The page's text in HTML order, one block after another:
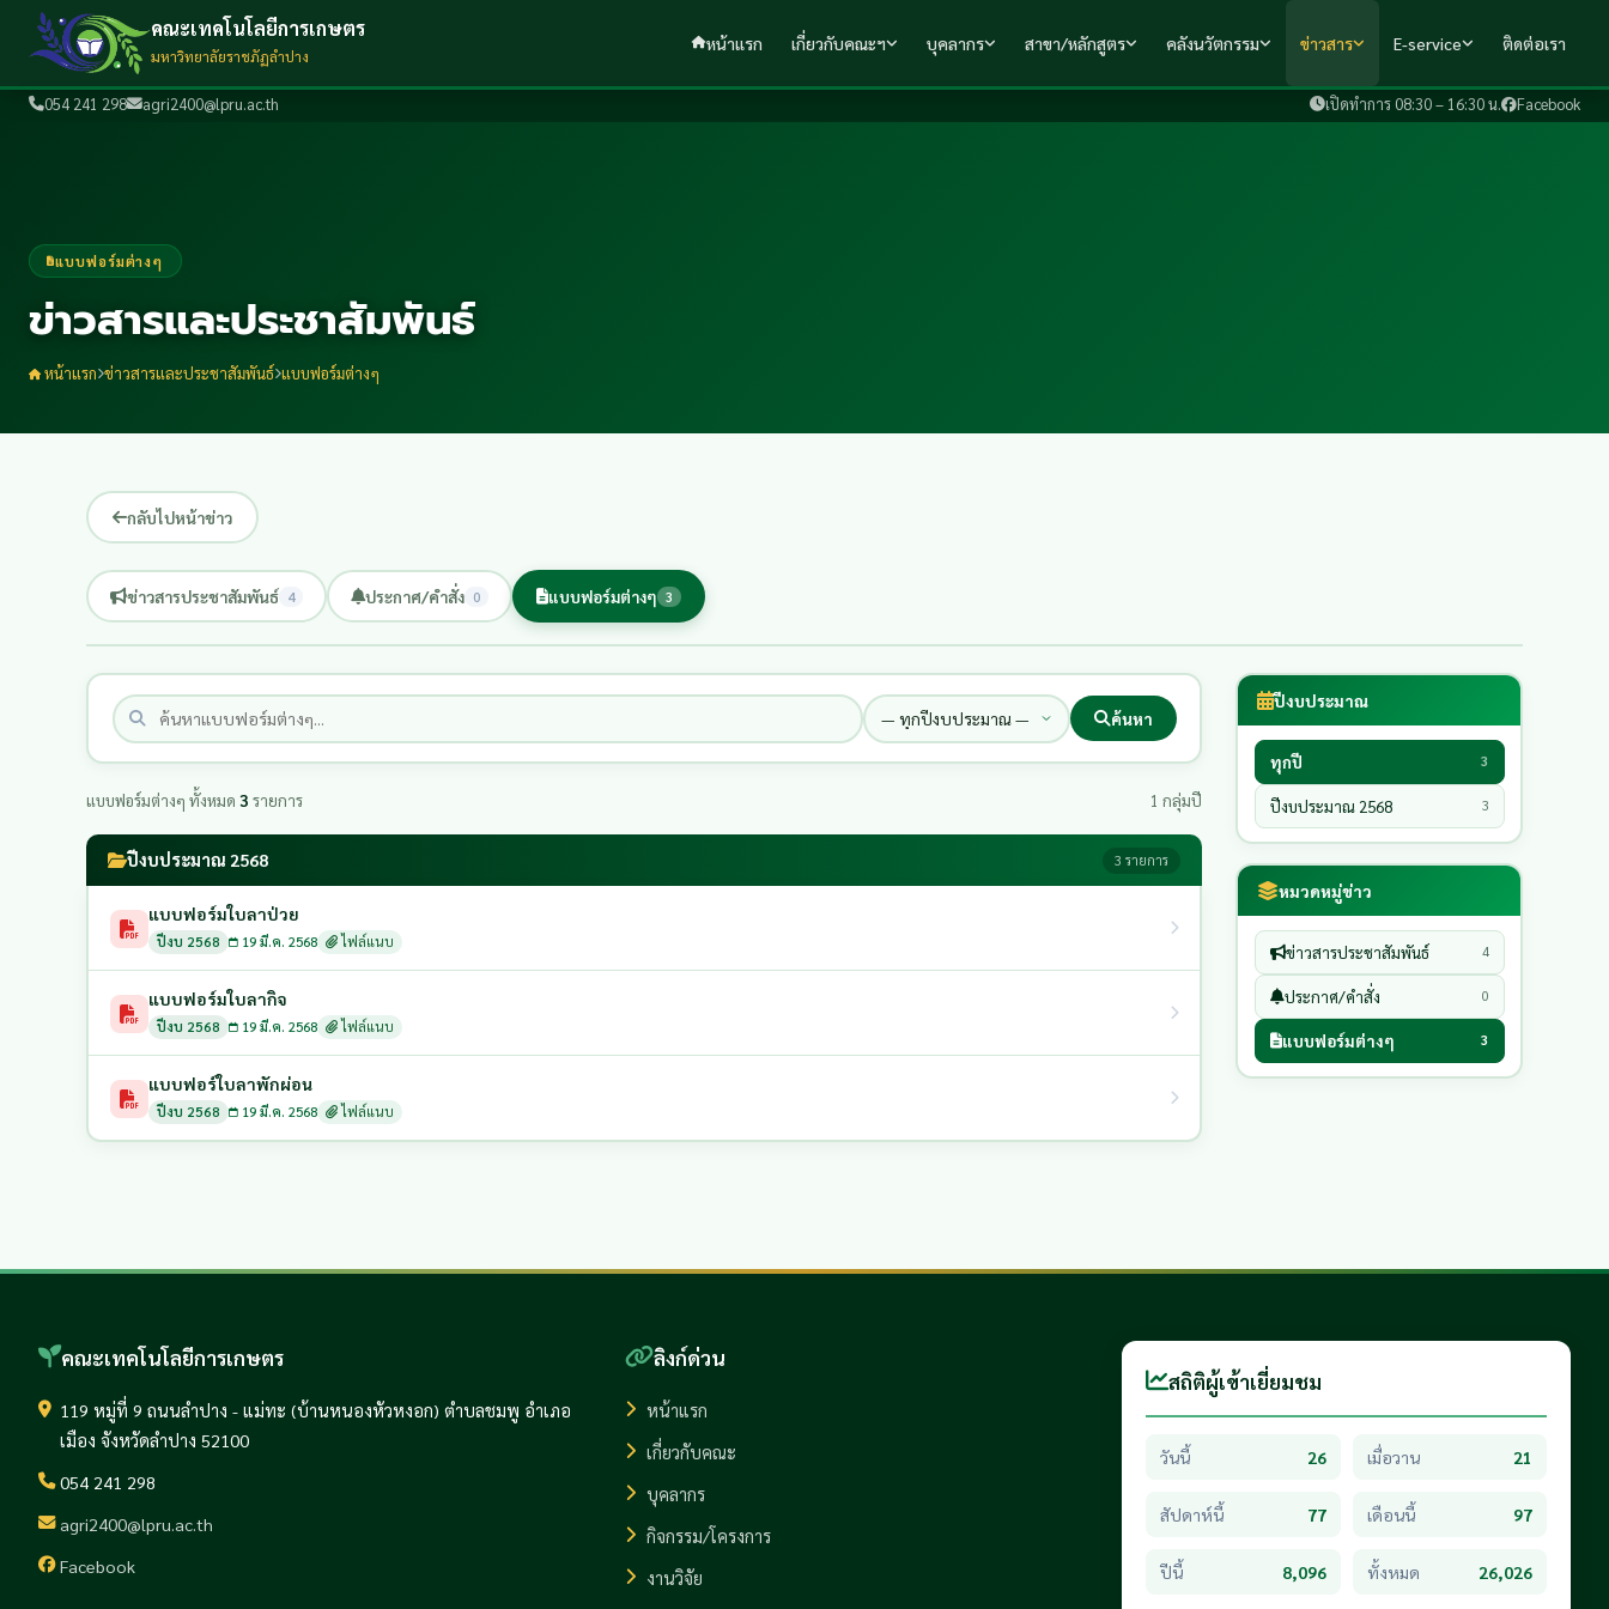
054 241 298 agri2400@lpru.ac.th เปิดทำการ 08:30 – 16:30 น. Facebook
คณะเทคโนโลยีการเกษตร
มหาวิทยาลัยราชภัฏลำปาง
หน้าแรก เกี่ยวกับคณะฯ บุคลากร สาขา/หลักสูตร คลังนวัตกรรม ข่าวสาร E-service ติดต่อเรา
แบบฟอร์มต่างๆ
ข่าวสารและประชาสัมพันธ์
หน้าแรก ข่าวสารและประชาสัมพันธ์ แบบฟอร์มต่างๆ
กลับไปหน้าข่าว
ข่าวสารประชาสัมพันธ์ 4 ประกาศ/คำสั่ง 0 แบบฟอร์มต่างๆ 3
ค้นหา
แบบฟอร์มต่างๆ ทั้งหมด 3 รายการ 1 กลุ่มปี
ปีงบประมาณ 2568 3 รายการ
แบบฟอร์มใบลาป่วย
ปีงบ 2568 19 มี.ค. 2568 ไฟล์แนบ
แบบฟอร์มใบลากิจ
ปีงบ 2568 19 มี.ค. 2568 ไฟล์แนบ
แบบฟอร์ใบลาพักผ่อน
ปีงบ 2568 19 มี.ค. 2568 ไฟล์แนบ
ปีงบประมาณ
ทุกปี 3
ปีงบประมาณ 2568 3
หมวดหมู่ข่าว
ข่าวสารประชาสัมพันธ์ 4
ประกาศ/คำสั่ง 0
แบบฟอร์มต่างๆ 3
คณะเทคโนโลยีการเกษตร
119 หมู่ที่ 9 ถนนลำปาง - แม่ทะ (บ้านหนองหัวหงอก) ตำบลชมพู อำเภอ
เมือง จังหวัดลำปาง 52100
054 241 298
agri2400@lpru.ac.th
Facebook
ลิงก์ด่วน
หน้าแรก
เกี่ยวกับคณะ
บุคลากร
กิจกรรม/โครงการ
งานวิจัย
สถิติผู้เข้าเยี่ยมชม
วันนี้ 26 เมื่อวาน 21
สัปดาห์นี้ 77 เดือนนี้ 97
ปีนี้ 8,096 ทั้งหมด 26,026